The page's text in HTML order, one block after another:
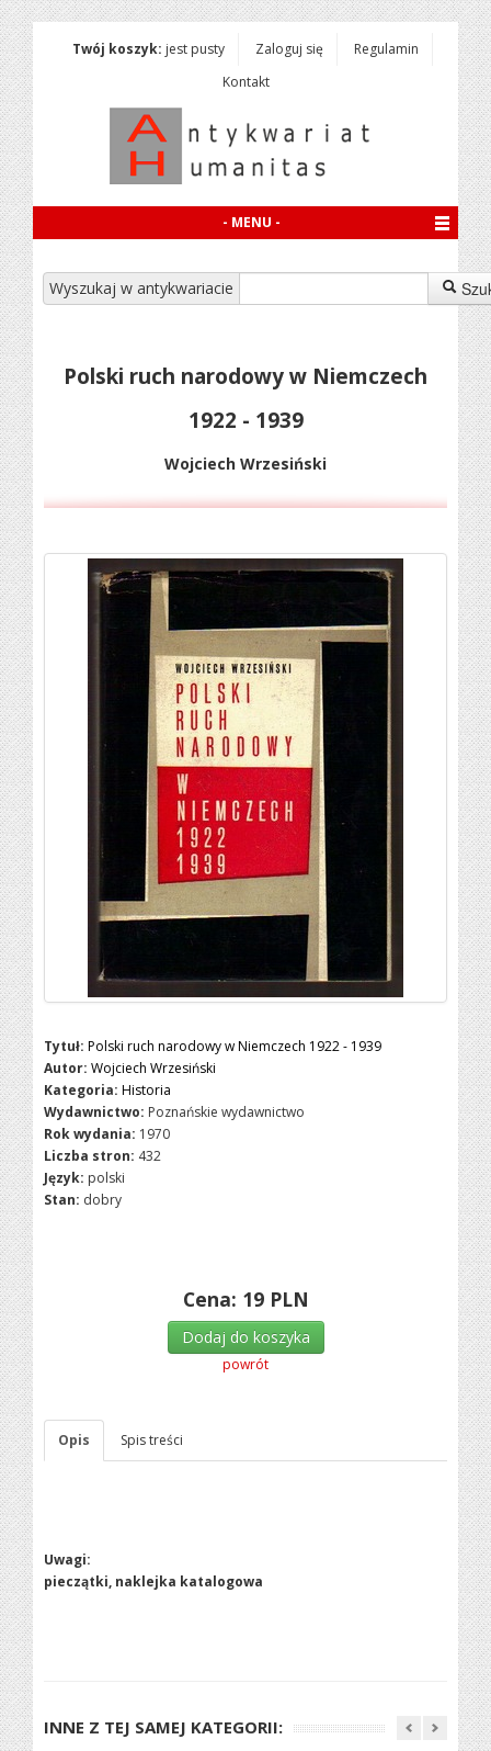
Twój koszyk: jest pusty Zaloguj się
Regulamin
Kontakt
- MENU -
Wyszukaj w antykwariacie
Polski ruch narodowy w Niemczech
1922 - 1939
Wojciech Wrzesiński
Tytuł: Polski ruch narodowy w Niemczech 1922 - 1939
Autor: Wojciech Wrzesiński
Kategoria: Historia
Wydawnictwo: Poznańskie wydawnictwo
Rok wydania: 1970
Liczba stron: 432
Język: polski
Stan: dobry
Cena: 19 PLN
Dodaj do koszyka
powrót
Opis Spis treści
Uwagi:
pieczątki, naklejka katalogowa
INNE Z TEJ SAMEJ KATEGORII: